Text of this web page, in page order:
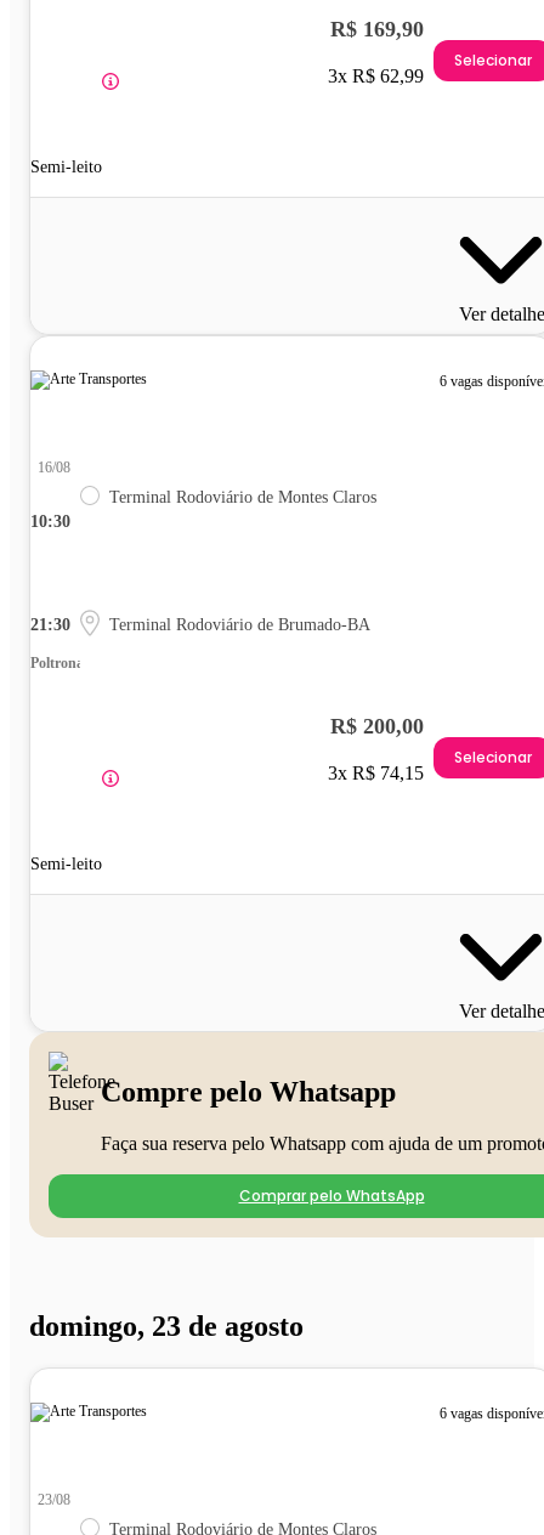
Semi-leito
R$ 169,90
3x R$ 62,99
Selecionar
Ver
6 vagas
10:30
16/08
Terminal Rodoviário de Montes Claros
21:30 Terminal Rodoviário de Brumado-BA
Poltrona
Semi-leito
R$ 200,00
3x R$ 74,15
Selecionar
Ver
Compre pelo Whatsapp
Faça sua reserva pelo Whatsapp com ajuda de um
Comprar pelo WhatsApp
domingo, 23 de agosto
6 vagas
23/08
Terminal Rodoviário de Montes Claros